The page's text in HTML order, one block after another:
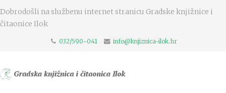
Dobrodošli na službenu internet stranicu Gradske knjižnice i
čitaonice Ilok
032/590-041 info@knjiznica-ilok.hr